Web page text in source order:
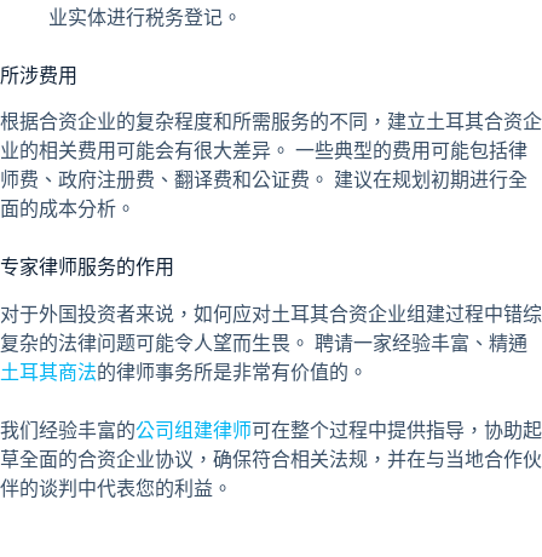
业实体进行税务登记。
所涉费用
根据合资企业的复杂程度和所需服务的不同，建立土耳其合资企
业的相关费用可能会有很大差异。 一些典型的费用可能包括律
师费、政府注册费、翻译费和公证费。 建议在规划初期进行全
面的成本分析。
专家律师服务的作用
对于外国投资者来说，如何应对土耳其合资企业组建过程中错综
复杂的法律问题可能令人望而生畏。 聘请一家经验丰富、精通
土耳其商法的律师事务所是非常有价值的。
我们经验丰富的公司组建律师可在整个过程中提供指导，协助起
草全面的合资企业协议，确保符合相关法规，并在与当地合作伙
伴的谈判中代表您的利益。